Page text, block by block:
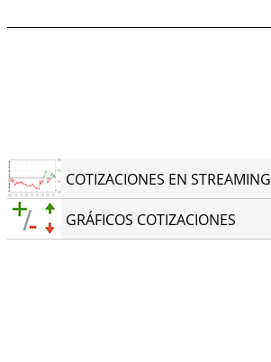
COTIZACIONES EN STREAMING
GRÁFICOS COTIZACIONES